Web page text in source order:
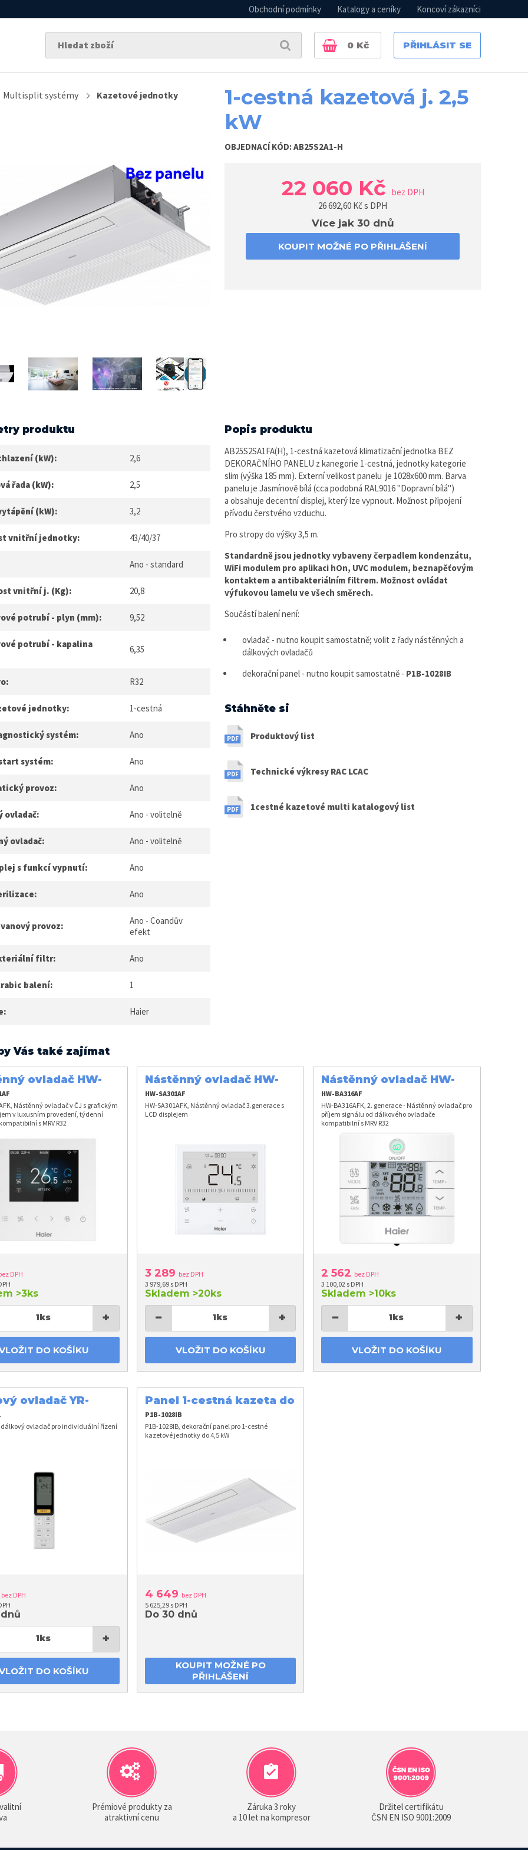
Obchodní podmínky Katalogy a ceníky Koncoví zákazníci
PŘIHLÁSIT SE
0 Kč
Multisplit systémy Kazetové jednotky
1-cestná kazetová j. 2,5
kW
OBJEDNACÍ KÓD:AB25S2A1-H
22 060 Kč bez DPH
26 692,60 Kč s DPH
Více jak 30 dnů
KOUPIT MOŽNÉ PO PŘIHLÁŠENÍ
produktu
(kW): 2,6
řada (kW): 2,5
(kW): 3,2
vnitřní jednotky: 43/40/37
Ano - standard
vnitřní j. (Kg): 20,8
potrubí - plyn (mm): 9,52
potrubí - kapalina
6,35
R32
jednotky: 1-cestná
systém: Ano
systém: Ano
provoz: Ano
ovladač: Ano - volitelně
ovladač: Ano - volitelně
s funkcí vypnutí: Ano
Ano
provoz:
Ano - Coandův
efekt
filtr: Ano
balení: 1
Haier
Popis produktu
AB25S2SA1FA(H), 1-cestná kazetová klimatizační jednotka BEZ
DEKORAČNÍHO PANELU z kanegorie 1-cestná, jednotky kategorie
slim (výška 185 mm). Externí velikost panelu je 1028x600 mm. Barva
panelu je Jasmínově bílá (cca podobná RAL9016 "Dopravní bílá")
a obsahuje decentní displej, který lze vypnout. Možnost připojení
přívodu čerstvého vzduchu.
Pro stropy do výšky 3,5 m.
Standardně jsou jednotky vybaveny čerpadlem kondenzátu,
WiFi modulem pro aplikaci hOn, UVC modulem, beznapěťovým
kontaktem a antibakteriálním filtrem. Možnost ovládat
výfukovou lamelu ve všech směrech.
Součástí balení není:
ovladač - nutno koupit samostatně; volit z řady nástěnných a
dálkových ovladačů
dekorační panel - nutno koupit samostatně - P1B-1028IB
Stáhněte si
Produktový list
Technické výkresy RAC LCAC
1cestné kazetové multi katalogový list
Vás také zajímat
ovladač HW-
Nástěnný ovladač v ČJ s grafickým
v luxusním provedení, týdenní
s MRV R32
DPH
>3ks
1ks +
DO KOŠÍKU
Nástěnný ovladač HW-
SA301AFK
HW-SA301AF
HW-SA301AFK, Nástěnný ovladač 3.generace s
LCD displejem
3 289 bez DPH
3 979,69 s DPH
Skladem >20ks
− 1ks +
VLOŽIT DO KOŠÍKU
Nástěnný ovladač HW-
BA316AFK
HW-BA316AF
HW-BA316AFK, 2. generace - Nástěnný ovladač pro
příjem signálu od dálkového ovladače
kompatibilní s MRV R32
2 562 bez DPH
3 100,02 s DPH
Skladem >10ks
− 1ks +
VLOŽIT DO KOŠÍKU
ovladač YR-
dálkový ovladač pro individuální řízení
bez DPH
1ks +
DO KOŠÍKU
Panel 1-cestná kazeta do
4,5 kW
P1B-1028IB
P1B-1028IB, dekorační panel pro 1-cestné
kazetové jednotky do 4,5 kW
4 649 bez DPH
5 625,29 s DPH
Do 30 dnů
KOUPIT MOŽNÉ PO
PŘIHLÁŠENÍ
Prémiové produkty za
atraktivní cenu
Záruka 3 roky
a 10 let na kompresor
Držitel certifikátu
ČSN EN ISO 9001:2009